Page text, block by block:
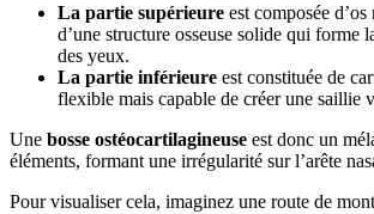
La partie supérieure est composée
d’une structure osseuse solide qui forme
des yeux.
La partie inférieure est constituée de
flexible mais capable de créer une saillie
Une bosse ostéocartilagineuse est donc un
éléments, formant une irrégularité sur l’arête
Pour visualiser cela, imaginez une route de